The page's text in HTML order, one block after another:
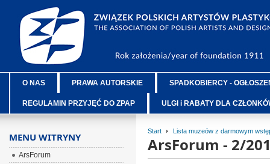
O NAS PRAWA AUTORSKIE SPADKOBIERCY -
REGULAMIN PRZYJĘĆ DO ZPAP ULGI i RABATY DLA
Start Lista muzeów z darmowym
ArsForum - 2/
MENU WITRYNY
ArsForum